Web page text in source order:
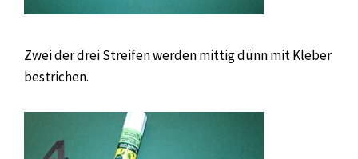
Zwei der drei Streifen werden mittig dünn mit Kleber
bestrichen.